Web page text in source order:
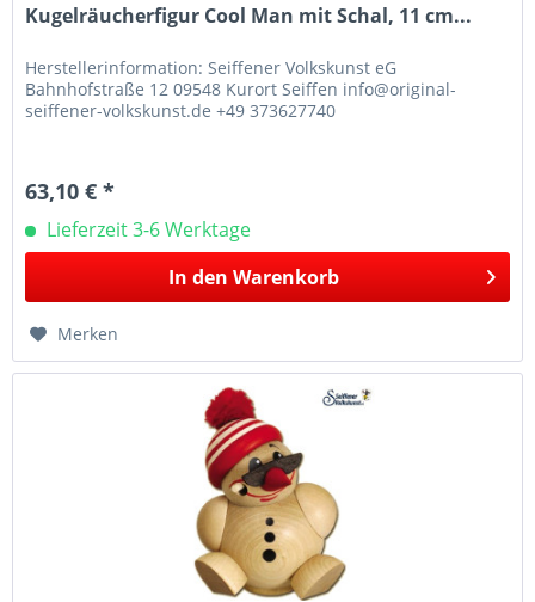
Kugelräucherfigur Cool Man mit Schal, 11 cm...
Herstellerinformation: Seiffener Volkskunst eG
Bahnhofstraße 12 09548 Kurort Seiffen info@original-
seiffener-volkskunst.de +49 373627740
63,10 € *
Lieferzeit 3-6 Werktage
In den Warenkorb
Merken